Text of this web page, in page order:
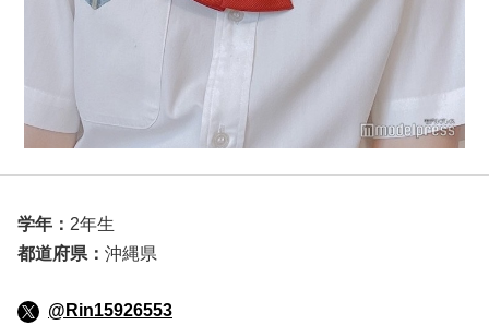
学年： 2年生
都道府県： 沖縄県
@Rin15926553